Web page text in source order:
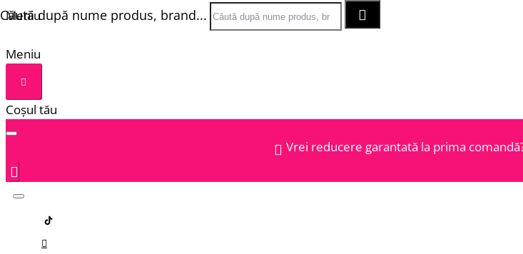
Meniu
Meniu
Coșul tău
Vrei reducere garantată la prima
Căută după nume produs, brand...